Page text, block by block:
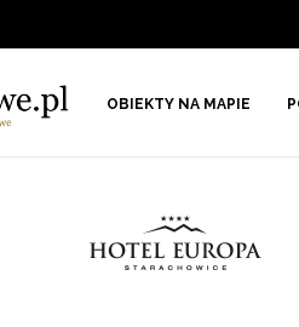
OBIEKTY NA MAPIE